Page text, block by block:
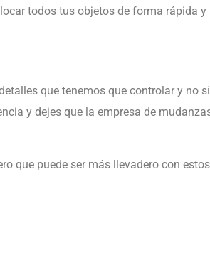
todos tus objetos de forma rápida y
que tenemos que controlar y no
y dejes que la empresa de
que puede ser más llevadero con